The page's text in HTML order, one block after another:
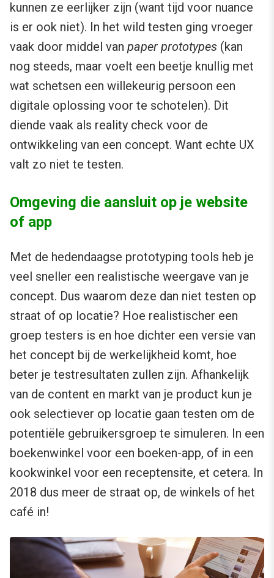
kunnen ze eerlijker zijn (want tijd voor nuance
is er ook niet). In het wild testen ging vroeger
vaak door middel van paper prototypes (kan
nog steeds, maar voelt een beetje knullig met
wat schetsen een willekeurig persoon een
digitale oplossing voor te schotelen). Dit
diende vaak als reality check voor de
ontwikkeling van een concept. Want echte UX
valt zo niet te testen.
Omgeving die aansluit op je website
of app
Met de hedendaagse prototyping tools heb je
veel sneller een realistische weergave van je
concept. Dus waarom deze dan niet testen op
straat of op locatie? Hoe realistischer een
groep testers is en hoe dichter een versie van
het concept bij de werkelijkheid komt, hoe
beter je testresultaten zullen zijn. Afhankelijk
van de content en markt van je product kun je
ook selectiever op locatie gaan testen om de
potentiële gebruikersgroep te simuleren. In een
boekenwinkel voor een boeken-app, of in een
kookwinkel voor een receptensite, et cetera. In
2018 dus meer de straat op, de winkels of het
café in!